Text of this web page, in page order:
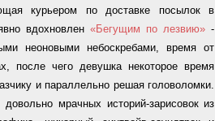
курьером по доставке посылок в
вдохновлен«Бегущим по лезвию» -
неоновыми небоскребами, время от
после чего девушка некоторое время
и параллельно решая головоломки.
мрачных историй-зарисовок из